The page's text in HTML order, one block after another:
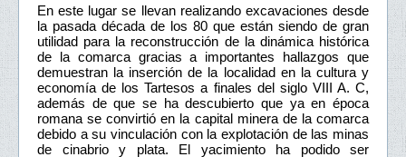
En este lugar se llevan realizando excavaciones desde
la pasada década de los 80 que están siendo de gran
utilidad para la reconstrucción de la dinámica histórica
de la comarca gracias a importantes hallazgos que
demuestran la inserción de la localidad en la cultura y
economía de los Tartesos a finales del siglo VIII A. C,
además de que se ha descubierto que ya en época
romana se convirtió en la capital minera de la comarca
debido a su vinculación con la explotación de las minas
de cinabrio y plata. El yacimiento ha podido ser